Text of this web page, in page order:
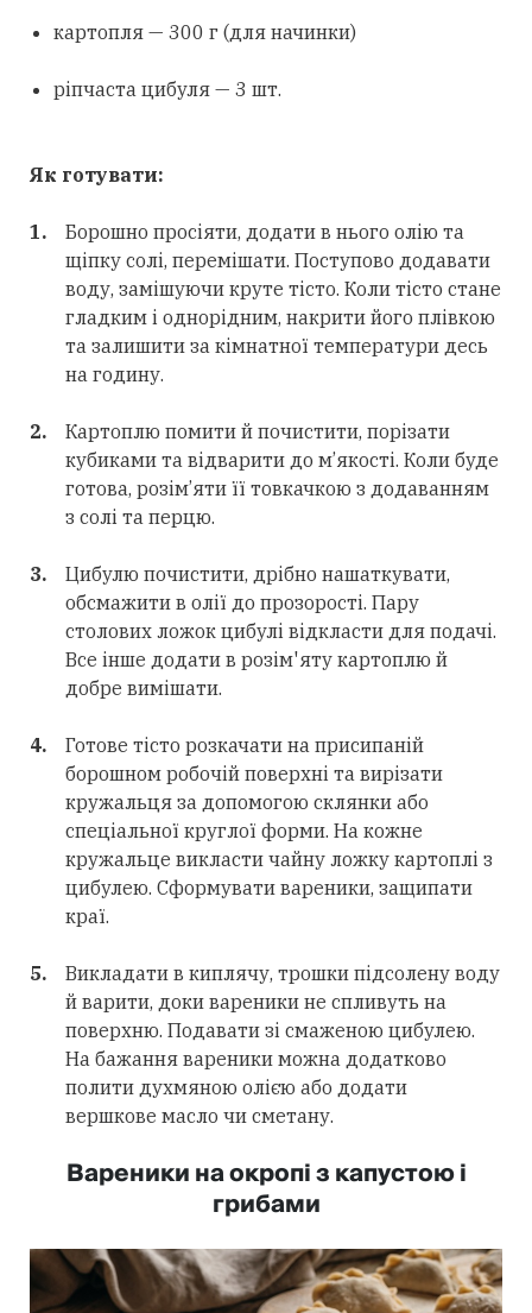
картопля — 300 г (для начинки)
ріпчаста цибуля — 3 шт.
Як готувати:
Борошно просіяти, додати в нього олію та
щіпку солі, перемішати. Поступово додавати
воду, замішуючи круте тісто. Коли тісто стане
гладким і однорідним, накрити його плівкою
та залишити за кімнатної температури десь
на годину.
Картоплю помити й почистити, порізати
кубиками та відварити до м’якості. Коли буде
готова, розім’яти її товкачкою з додаванням
з солі та перцю.
Цибулю почистити, дрібно нашаткувати,
обсмажити в олії до прозорості. Пару
столових ложок цибулі відкласти для подачі.
Все інше додати в розім'яту картоплю й
добре вимішати.
Готове тісто розкачати на присипаній
борошном робочій поверхні та вирізати
кружальця за допомогою склянки або
спеціальної круглої форми. На кожне
кружальце викласти чайну ложку картоплі з
цибулею. Сформувати вареники, защипати
краї.
Викладати в киплячу, трошки підсолену воду
й варити, доки вареники не спливуть на
поверхню. Подавати зі смаженою цибулею.
На бажання вареники можна додатково
полити духмяною олією або додати
вершкове масло чи сметану.
Вареники на окропі з капустою і
грибами